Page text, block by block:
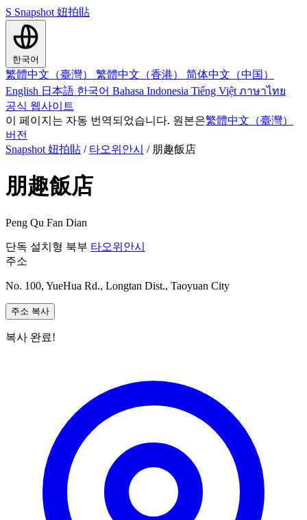
S Snapshot 妞拍貼
한국어
繁體中文（臺灣） 繁體中文（香港） 简体中文（中国）
English 日本語 한국어 Bahasa Indonesia Tiếng Việt ภาษาไทย
공식 웹사이트
이 페이지는 자동 번역되었습니다. 원본은繁體中文（臺灣）
버전
Snapshot 妞拍貼 / 타오위안시 / 朋趣飯店
朋趣飯店
Peng Qu Fan Dian
단독 설치형 북부 타오위안시
주소
No. 100, YueHua Rd., Longtan Dist., Taoyuan City
주소 복사
복사 완료!